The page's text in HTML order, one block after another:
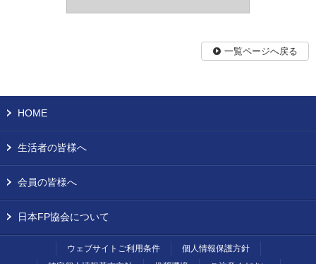
一覧ページへ戻る
HOME
生活者の皆様へ
会員の皆様へ
日本FP協会について
ウェブサイトご利用条件
個人情報保護方針